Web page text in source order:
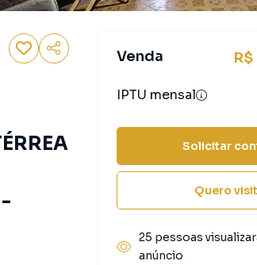
Venda
IPTU mensal
Solicitar
Quero
25 pessoas
anúncio